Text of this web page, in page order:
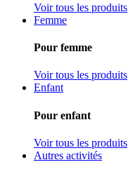
Voir tous les produits
Femme
Pour femme
Voir tous les produits
Enfant
Pour enfant
Voir tous les produits
Autres activités